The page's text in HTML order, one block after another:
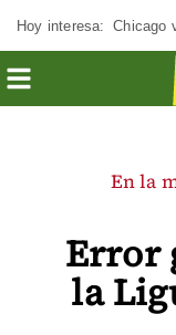
Hoy interesa: Chicago
Error
la
En la